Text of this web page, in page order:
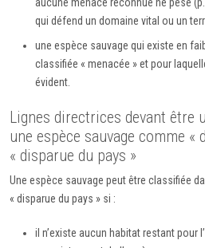
aucune menace reconnue ne pèse
qui défend un domaine vital ou un
une espèce sauvage qui existe en
classifiée « menacée » et pour
évident.
Lignes directrices devant être
une espèce sauvage comme «
« disparue du pays »
Une espèce sauvage peut être classifiée
« disparue du pays » si :
il n’existe aucun habitat restant pour